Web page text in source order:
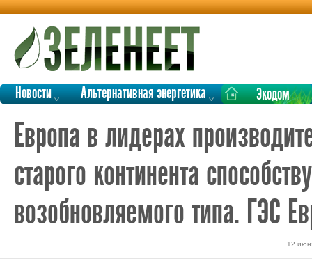
Новости Альтернативная энергетика Экодом
Европа в лидерах
старого континента
возобновляемого типа. ГЭС
12